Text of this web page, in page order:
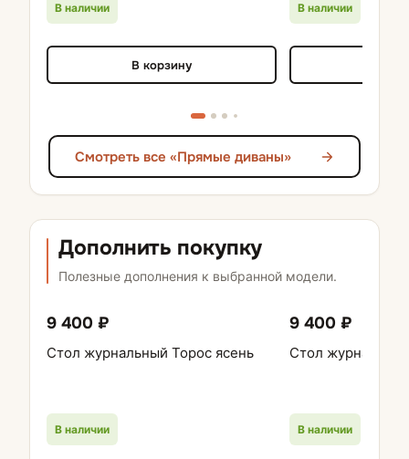
В наличии
В корзину
В наличии
Смотреть все «Прямые диваны»
Дополнить покупку
Полезные дополнения к выбранной модели.
9 400 ₽
Стол журнальный Торос ясень
В наличии
9 400 ₽
Стол
В наличии